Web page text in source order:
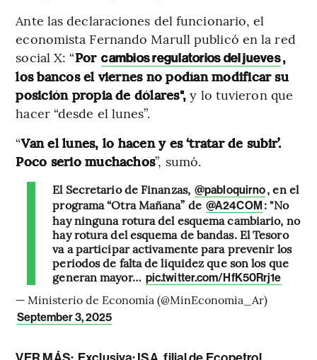
Ante las declaraciones del funcionario, el
economista Fernando Marull publicó en la red
social X: “Por cambios regulatorios del jueves,
los bancos el viernes no podían modificar su
posición propia de dólares",y lo tuvieron que
hacer “desde el lunes”.
“Van el lunes, lo hacen y es ‘tratar de subir’.
Poco serio muchachos”, sumó.
El Secretario de Finanzas, @pabloquirno, en el
programa “Otra Mañana” de @A24COM: "No
hay ninguna rotura del esquema cambiario, no
hay rotura del esquema de bandas. El Tesoro
va a participar activamente para prevenir los
periodos de falta de liquidez que son los que
generan mayor… pic.twitter.com/HfK50Rrj1e
— Ministerio de Economía (@MinEconomia_Ar)
September 3, 2025